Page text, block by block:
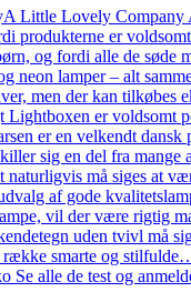
A Little Lovely Company
produkterne er
og fordi alle de søde
neon lamper – alt
men der kan tilkøbes
Lightboxen er
er en velkendt dansk
sig en del fra
naturligvis må siges at
af gode
vil der være rigtig
uden tvivl må
række smarte og
Se alle de test og